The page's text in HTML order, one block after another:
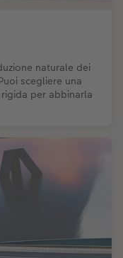
naturale dei
scegliere una
per abbinarla